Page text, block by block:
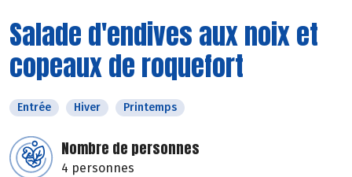
Salade d'endives aux noix et
copeaux de roquefort
Entrée Hiver Printemps
Nombre de personnes
4 personnes